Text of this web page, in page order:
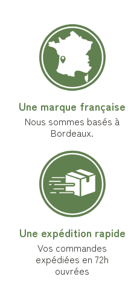
Une marque française
Nous sommes basés à
Bordeaux.
Une expédition rapide
Vos commandes
expédiées en 72h
ouvrées